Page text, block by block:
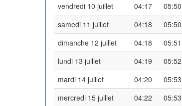
vendredi 10 juillet
04:17 05:50
samedi 11 juillet
04:18 05:50
dimanche 12 juillet
04:18 05:51
lundi 13 juillet
04:19 05:52
mardi 14 juillet
04:20 05:53
mercredi 15 juillet
04:22 05:53